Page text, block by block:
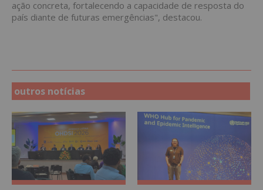
ação concreta, fortalecendo a capacidade de resposta do
país diante de futuras emergências", destacou.
outros notícias